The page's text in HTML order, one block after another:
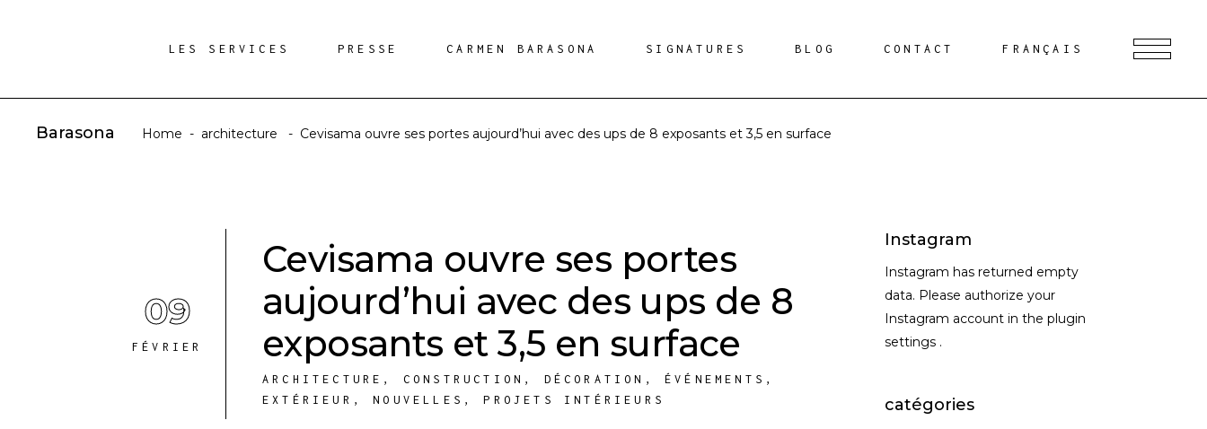
LES SERVICES PRESSE CARMEN BARASONA SIGNATURES BLOG CONTACT FRANÇAIS
Barasona Home - architecture - Cevisama ouvre ses portes aujourd’hui avec des ups de 8 exposants et 3,5 en surface
09
FÉVRIER
Cevisama ouvre ses portes
aujourd’hui avec des ups de 8
exposants et 3,5 en surface
ARCHITECTURE , CONSTRUCTION , DÉCORATION ,ÉVÉNEMENTS ,
EXTÉRIEUR ,NOUVELLES ,PROJETS INTÉRIEURS
Instagram
Instagram has returned empty
data. Please authorize your
Instagram account in the plugin
settings .
catégories